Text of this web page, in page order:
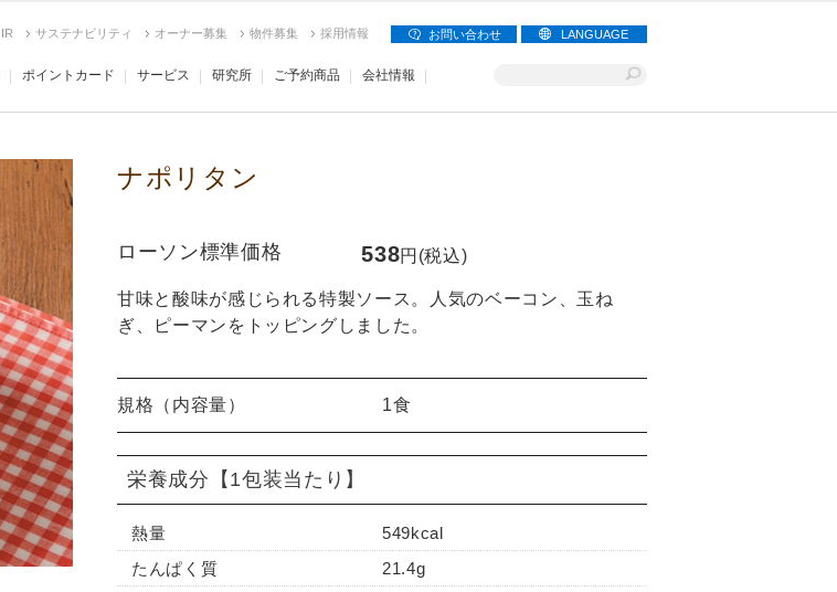
IR サステナビリティ オーナー募集 物件募集 採用情報 お問い合わせ LANGUAGE
ポイントカード サービス 研究所 ご予約商品 会社情報
ナポリタン
ローソン標準価格 538円(税込)
甘味と酸味が感じられる特製ソース。人気のベーコン、玉ね
ぎ、ピーマンをトッピングしました。
規格（内容量） 1食
栄養成分 【1包装当たり】
熱量
549kcal
たんぱく質
21.4g